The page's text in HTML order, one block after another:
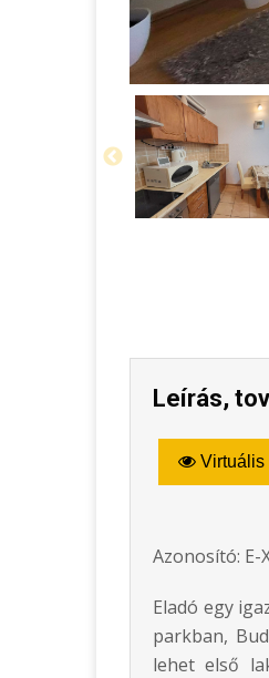
Leírás,
Virtuális
Azonosító: E-
Eladó egy
parkban,
lehet első